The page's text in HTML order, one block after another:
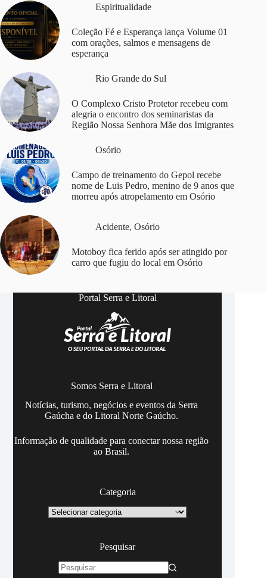
Espiritualidade
Coleção Fé e Esperança lança Volume 01
com orações, salmos e mensagens de
esperança
Rio Grande do Sul
O Complexo Cristo Protetor recebeu com
alegria o encontro dos seminaristas da
Região Nossa Senhora Mãe dos Imigrantes
Osório
Campo de treinamento do Gepol recebe
nome de Luis Pedro, menino de 9 anos que
morreu após atropelamento em Osório
Acidente, Osório
Motoboy fica ferido após ser atingido por
carro que fugiu do local em Osório
Portal Serra e Litoral
Somos Serra e Litoral
Notícias, turismo, negócios e eventos da Serra
Gaúcha e do Litoral Norte Gaúcho.
Informação de qualidade para conectar nossa região
ao Brasil.
Categoria
Categoria
Pesquisar